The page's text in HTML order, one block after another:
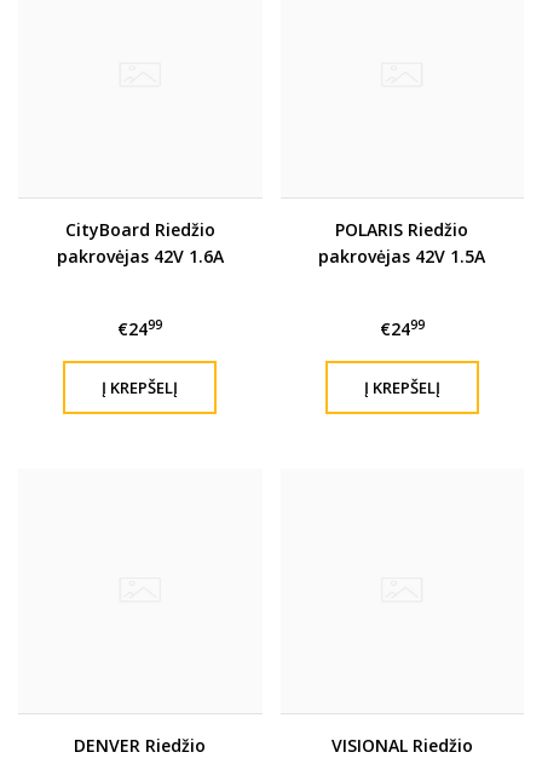
CityBoard Riedžio
pakrovėjas 42V 1.6A
€2499
POLARIS Riedžio
pakrovėjas 42V 1.5A
€2499
DENVER Riedžio
VISIONAL Riedžio